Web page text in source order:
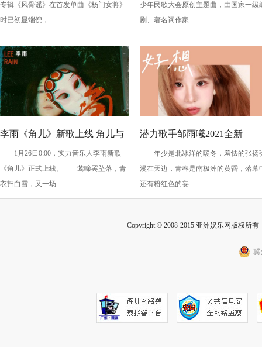
缘
专辑《风骨谣》在首发单曲《杨门女将》
时已初显端倪，...
少年民歌大会原创主题曲，由国家一级
剧、著名词作家...
李雨《角儿》新歌上线 角儿与
舞台炽情故事上演
1月26日0:00，实力音乐人李雨新歌
《角儿》正式上线。 莺啼罢坠落，青
衣扫白雪，又一场...
潜力歌手邹雨曦2021全新
EP《好想不恋爱》，以音乐
说内心故事
年少是北冰洋的暖冬，羞怯的张扬
漫在天边，青春是南极洲的黄昏，落幕
还有粉红色的妄...
Copyright © 2008-2015 亚洲娱乐网版权所
冀